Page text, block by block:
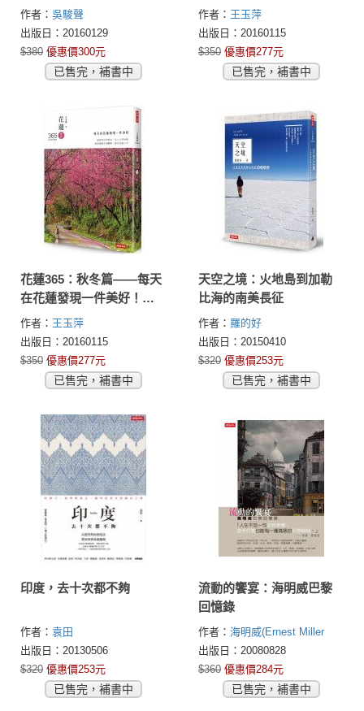
拉、尼羅河神秘傳說全導
覽
作者： 吳駿聲
出版日：20160129
$380 優惠價300元
已售完，補書中
（第１本依時序集結好文
美照、私房景點、各族慶
典、地圖索引的在地人導
覽書）
作者： 王玉萍
出版日：20160115
$350 優惠價277元
已售完，補書中
花蓮365：秋冬篇——每天
在花蓮發現一件美好！
（第１本依時序集結好文
美照、私房景點、各族慶
典、地圖索引的在地人導
覽書）
作者： 王玉萍
出版日：20160115
$350 優惠價277元
已售完，補書中
天空之境：火地島到加勒
比海的南美長征
作者： 羅的好
出版日：20150410
$320 優惠價253元
已售完，補書中
印度，去十次都不夠
作者： 袁田
出版日：20130506
$320 優惠價253元
已售完，補書中
流動的饗宴：海明威巴黎
回憶錄
作者： 海明威(Ernest Miller
Hemingway )
出版日：20080828
$360 優惠價284元
已售完，補書中